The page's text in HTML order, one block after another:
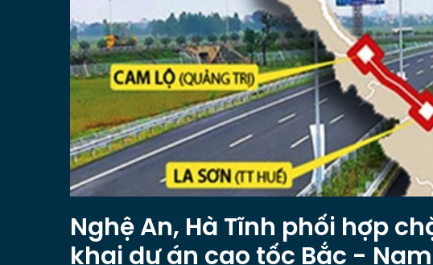
Nghệ An, Hà Tĩnh phối hợp
khai dự án cao tốc Bắc - Nam